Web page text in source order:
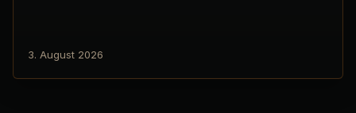
3. August 2026